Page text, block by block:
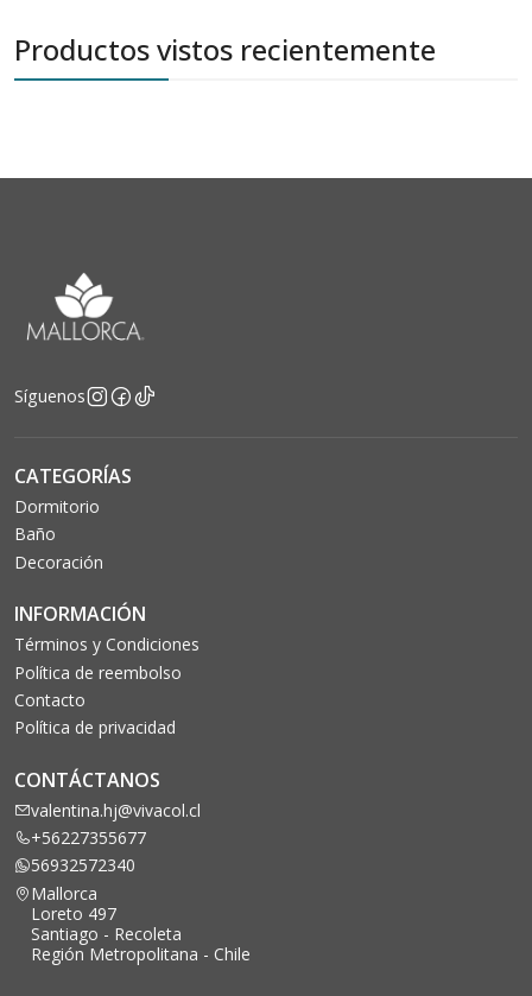
Productos vistos recientemente
Síguenos
CATEGORÍAS
Dormitorio
Baño
Decoración
INFORMACIÓN
Términos y Condiciones
Política de reembolso
Contacto
Política de privacidad
CONTÁCTANOS
valentina.hj@vivacol.cl
+56227355677
56932572340
Mallorca
Loreto 497
Santiago - Recoleta
Región Metropolitana - Chile